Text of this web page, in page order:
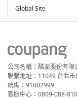
Global Site
公司名稱：酷澎股份有限
聯繫地址：11049 台北
統編：91002999
客服中心：0809-088-